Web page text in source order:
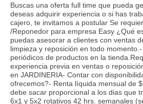
Buscas una oferta full time que pueda
deseas adquirir experiencia o si has
cajero, te invitamos a postular Se
/Reponedor para empresa Easy ¿Qué
puedas asesorar a clientes con ventas
limpieza y reposición en todo
periódicos de productos en la
experiencia previa en ventas o
en JARDINERIA- Contar con
ofrecemos?- Renta líquida mensual de
debe sacar proporcional a los dias que
6x1 y 5x2 rotativos 42 hrs. semanales